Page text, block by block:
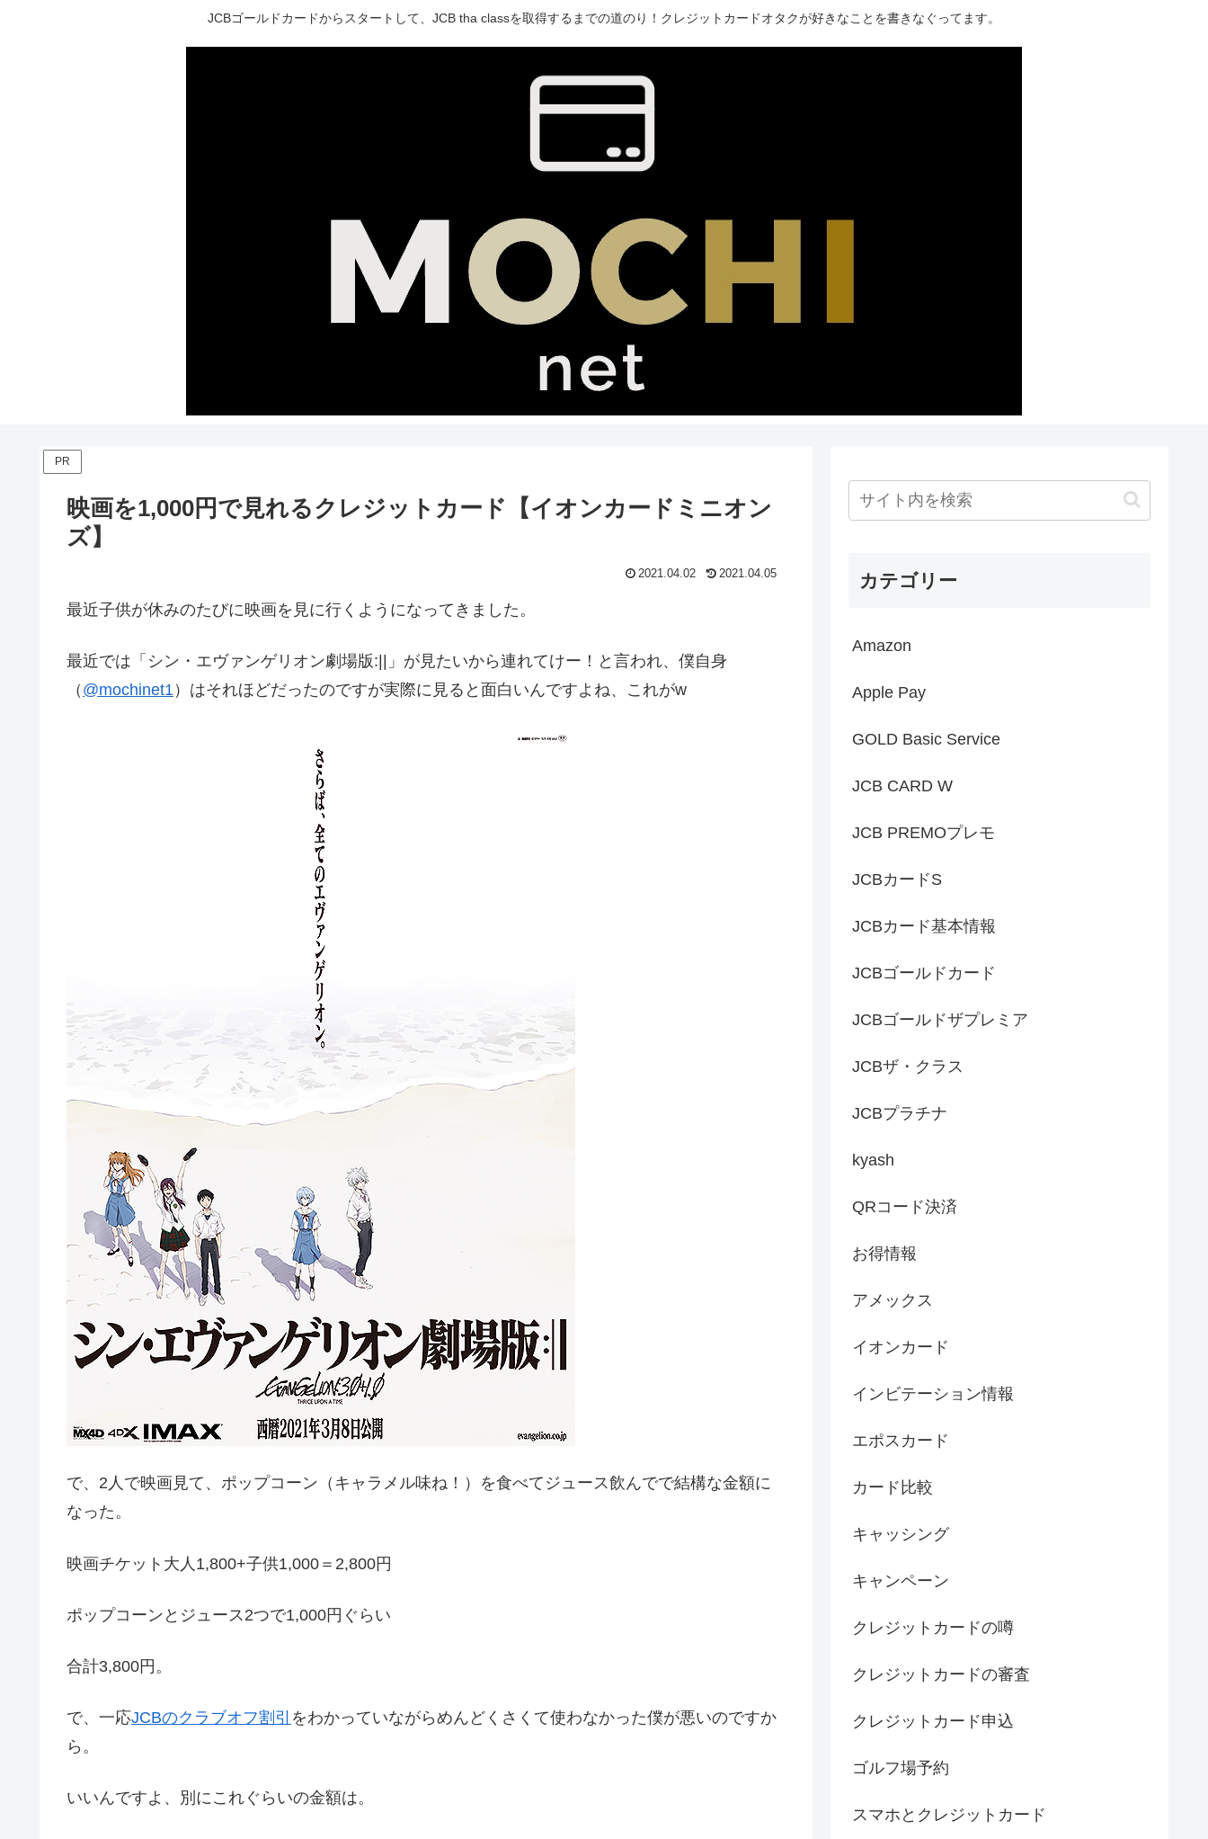
JCBゴールドカードからスタートして、JCB tha classを取得するまでの道のり！クレジットカードオタクが好きなことを書きなぐってます。
PR
映画を1,000円で見れるクレジットカード【イオンカードミニオン
ズ】
2021.04.02 2021.04.05
最近子供が休みのたびに映画を見に行くようになってきました。
最近では「シン・エヴァンゲリオン劇場版:||」が見たいから連れてけー！と言われ、僕自身
（ @mochinet1 ）はそれほどだったのですが実際に見ると面白いんですよね、これがw
で、2人で映画見て、ポップコーン（キャラメル味ね！）を食べてジュース飲んでで結構な金額に
なった。
映画チケット大人1,800+子供1,000＝2,800円
ポップコーンとジュース2つで1,000円ぐらい
合計3,800円。
で、一応JCBのクラブオフ割引 をわかっていながらめんどくさくて使わなかった僕が悪いのですか
ら。
いいんですよ、別にこれぐらいの金額は。
カテゴリー
Amazon
Apple Pay
GOLD Basic Service
JCB CARD W
JCB PREMOプレモ
JCBカードS
JCBカード基本情報
JCBゴールドカード
JCBゴールドザプレミア
JCBザ・クラス
JCBプラチナ
kyash
QRコード決済
お得情報
アメックス
イオンカード
インビテーション情報
エポスカード
カード比較
キャッシング
キャンペーン
クレジットカードの噂
クレジットカードの審査
クレジットカード申込
ゴルフ場予約
スマホとクレジットカード